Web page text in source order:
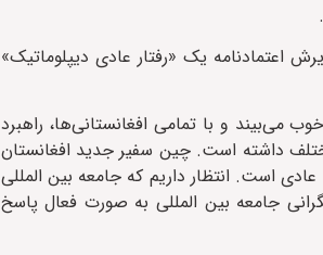
یک «رفتار عادی دیپلوماتیک»
می‌بیند و با تمامی افغانستانی‌ها، راهبرد
داشته است. چین سفیر جدید افغانستان
است. انتظار داریم که جامعه بین المللی
جامعه بین المللی به صورت فعال پاسخ